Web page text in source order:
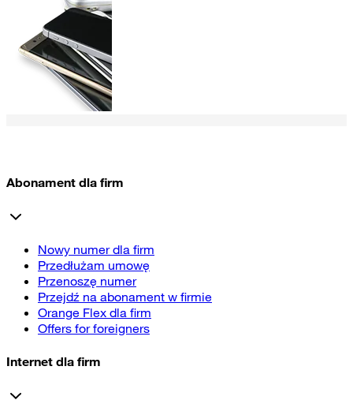
Abonament dla firm
Nowy numer dla firm
Przedłużam umowę
Przenoszę numer
Przejdź na abonament w firmie
Orange Flex dla firm
Offers for foreigners
Internet dla firm